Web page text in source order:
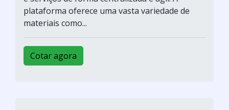
plataforma oferece uma vasta variedade de
materiais como...
Cotar agora